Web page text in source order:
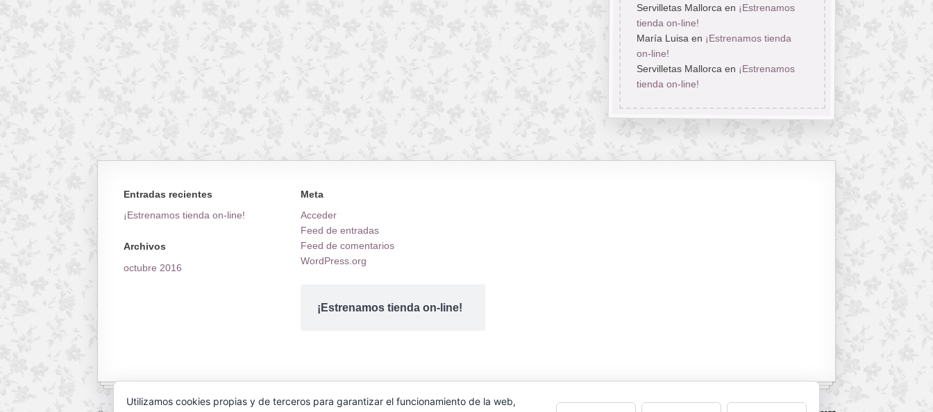
Servilletas Mallorcaen ¡Estrenamos
tienda on-line!
María Luisaen ¡Estrenamos tienda
on-line!
Servilletas Mallorcaen ¡Estrenamos
tienda on-line!
Entradas recientes
¡Estrenamos tienda on-line!
Archivos
octubre 2016
Meta
Acceder
Feed de entradas
Feed de comentarios
WordPress.org
¡Estrenamos tienda on-line!
Utilizamos cookies propias y de terceros para garantizar el funcionamiento de la web,